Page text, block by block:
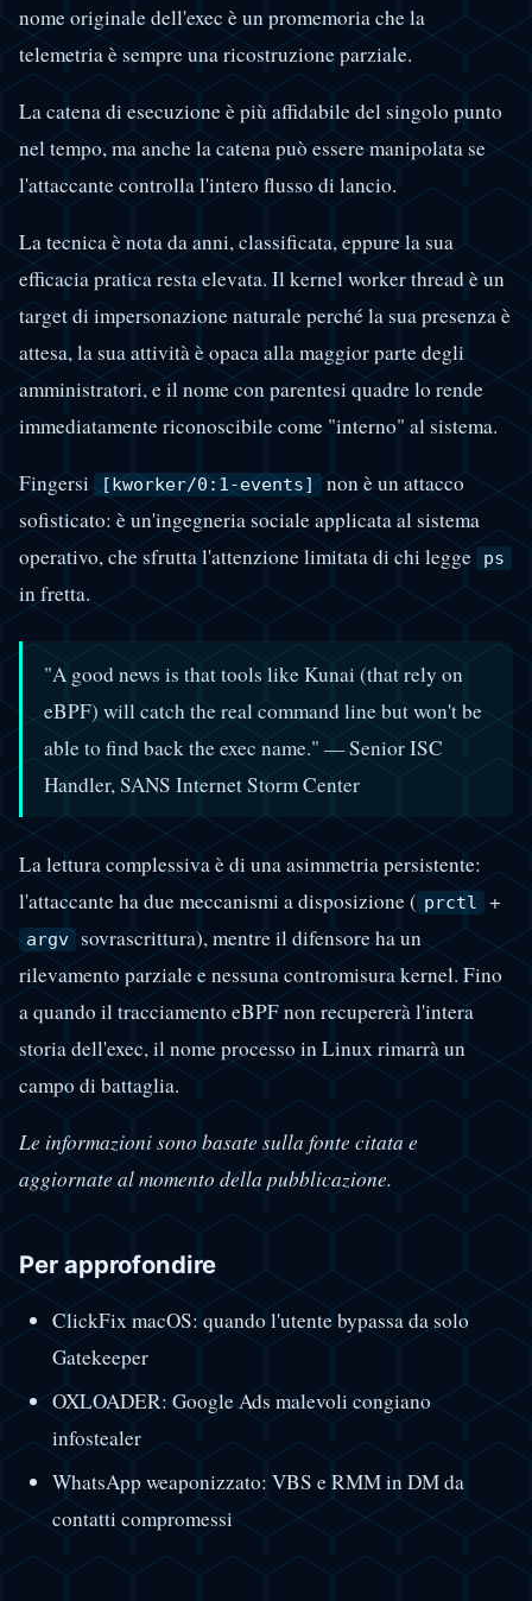
nome originale dell'exec è un promemoria che la
telemetria è sempre una ricostruzione parziale.
La catena di esecuzione è più affidabile del singolo punto
nel tempo, ma anche la catena può essere manipolata se
l'attaccante controlla l'intero flusso di lancio.
La tecnica è nota da anni, classificata, eppure la sua
efficacia pratica resta elevata. Il kernel worker thread è un
target di impersonazione naturale perché la sua presenza è
attesa, la sua attività è opaca alla maggior parte degli
amministratori, e il nome con parentesi quadre lo rende
immediatamente riconoscibile come "interno" al sistema.
Fingersi [kworker/0:1-events] non è un attacco
sofisticato: è un'ingegneria sociale applicata al sistema
operativo, che sfrutta l'attenzione limitata di chi legge
ps
in fretta.
"A good news is that tools like Kunai (that rely on
eBPF) will catch the real command line but won't be
able to find back the exec name." — Senior ISC
Handler, SANS Internet Storm Center
La lettura complessiva è di una asimmetria persistente:
l'attaccante ha due meccanismi a disposizione ( prctl +
argv sovrascrittura), mentre il difensore ha un
rilevamento parziale e nessuna contromisura kernel. Fino
a quando il tracciamento eBPF non recupererà l'intera
storia dell'exec, il nome processo in Linux rimarrà un
campo di battaglia.
Le informazioni sono basate sulla fonte citata e
aggiornate al momento della pubblicazione.
Per approfondire
ClickFix macOS: quando l'utente bypassa da solo
Gatekeeper
OXLOADER: Google Ads malevoli congiano
infostealer
WhatsApp weaponizzato: VBS e RMM in DM da
contatti compromessi